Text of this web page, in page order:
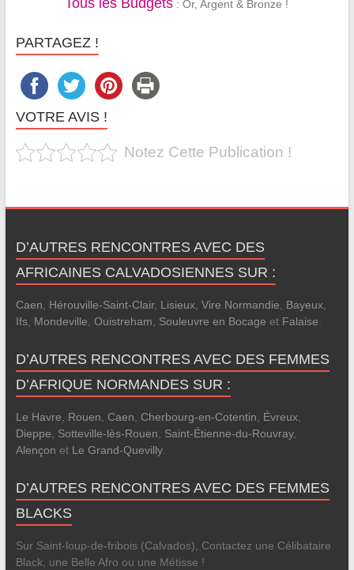
Tous les Budgets : Or, Argent & Bronze !
PARTAGEZ !
VOTRE AVIS !
Notez Cette Publication !
D’AUTRES RENCONTRES AVEC DES
AFRICAINES CALVADOSIENNES SUR :
Caen, Hérouville-Saint-Clair, Lisieux, Vire Normandie, Bayeux,
Ifs, Mondeville, Ouistreham, Souleuvre en Bocage et Falaise.
D’AUTRES RENCONTRES AVEC DES FEMMES
D’AFRIQUE NORMANDES SUR :
Le Havre, Rouen, Caen, Cherbourg-en-Cotentin, Évreux,
Dieppe, Sotteville-lès-Rouen, Saint-Étienne-du-Rouvray,
Alençon et Le Grand-Quevilly.
D’AUTRES RENCONTRES AVEC DES FEMMES
BLACKS
Sur Saint-loup-de-fribois (Calvados), Contactez une Célibataire
Black, une Belle Afro ou une Métisse !